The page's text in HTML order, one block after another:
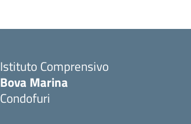
Istituto Comprensivo
Bova Marina
Condofuri